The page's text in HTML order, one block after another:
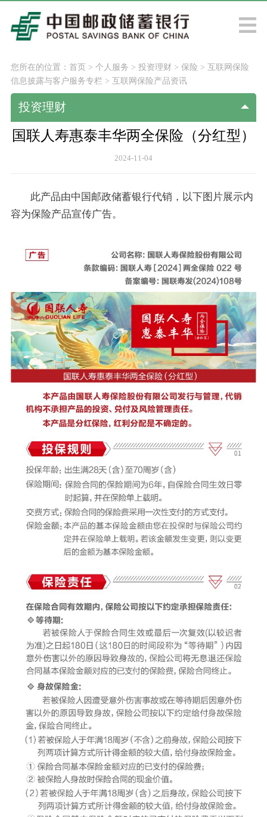
您所在的位置： 首页> 个人服务 > 投资理财 > 保险 > 互联网保险
信息披露与客户服务专栏 > 互联网保险产品资讯
投资理财
国联人寿惠泰丰华两全保险（分红型）
2024-11-04
此产品由中国邮政储蓄银行代销，以下图片展示内
容为保险产品宣传广告。